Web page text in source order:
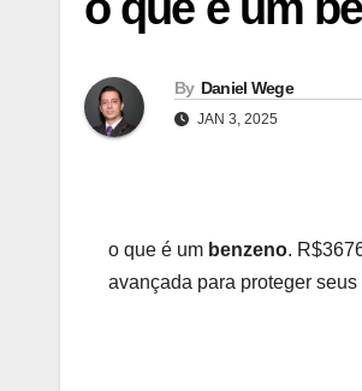
By Daniel Wege
JAN 3, 2025
o que é um benzeno.
avançada para proteger